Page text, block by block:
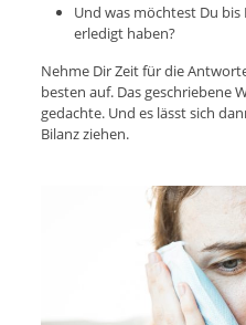
Und was möchtest Du bis
erledigt haben?
Nehme Dir Zeit für die
besten auf. Das geschriebene
gedachte. Und es lässt sich
Bilanz ziehen.